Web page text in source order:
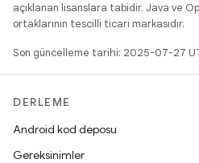
açıklanan lisanslara tabidir. Java ve
ortaklarının tescilli ticari markasıdır.
Son güncelleme tarihi: 2025-07-27
DERLEME
Android kod deposu
Gereksinimler